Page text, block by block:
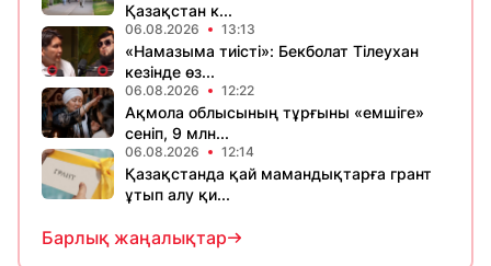
Қазақстан к...
06.08.2026 13:13
«Намазыма тиісті»: Бекболат Тілеухан
кезінде өз...
06.08.2026 12:22
Ақмола облысының тұрғыны «емшіге»
сеніп, 9 млн...
06.08.2026 12:14
Қазақстанда қай мамандықтарға грант
ұтып алу қи...
Барлық жаңалықтар